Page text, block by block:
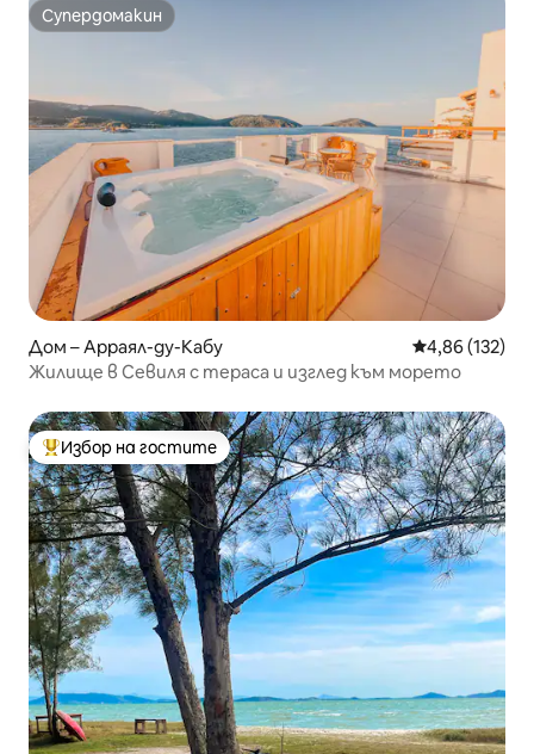
Супердомакин
Супердомакин
Дом – Арраял-ду-Кабу Средна
4,86 (132)
Жилище в Севиля с тераса и изглед към морето
Най-популярен избор на гостите
Избор на гостите